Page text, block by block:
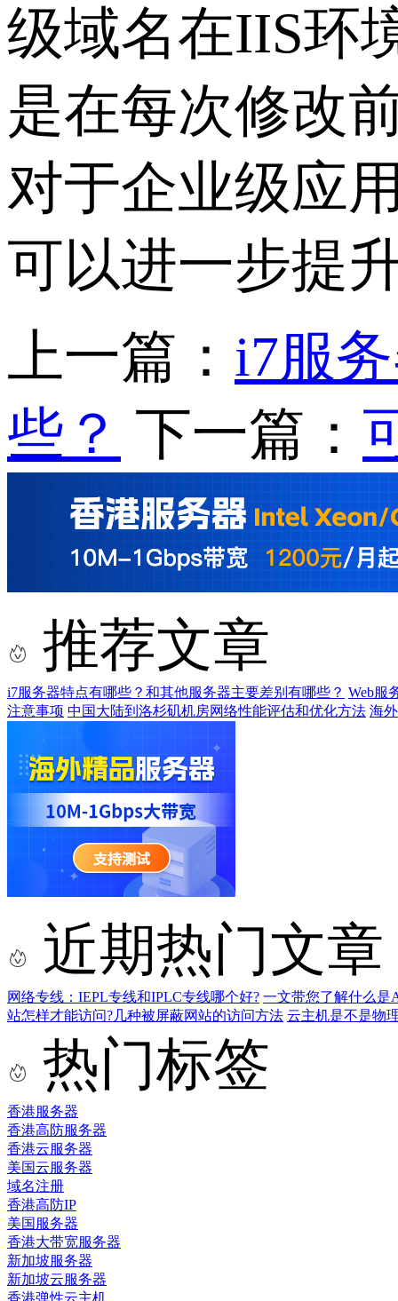
级域名在IIS环
是在每次修改
对于企业级应
可以进一步提
上一篇： i7服
些？ 下一篇：
推荐文章
i7服务器特点有哪些？和其他服务器主要差别有哪些？ Web服
注意事项 中国大陆到洛杉矶机房网络性能评估和优化方法 海
近期热门文章
网络专线：IEPL专线和IPLC专线哪个好? 一文带您了解什么是
站怎样才能访问?几种被屏蔽网站的访问方法 云主机是不是物
热门标签
香港服务器
香港高防服务器
香港云服务器
美国云服务器
域名注册
香港高防IP
美国服务器
香港大带宽服务器
新加坡服务器
新加坡云服务器
香港弹性云主机